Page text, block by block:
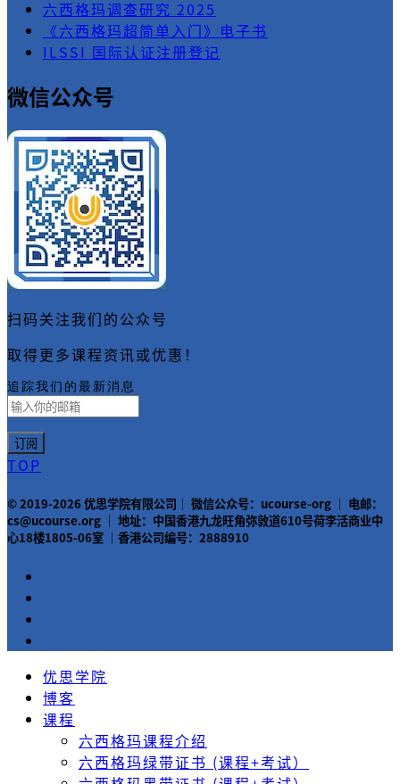
六西格玛调查研究 2025
《六西格玛超简单入门》电子书
ILSSI 国际认证注册登记
微信公众号
扫码关注我们的公众号
取得更多课程资讯或优惠！
追踪我们的最新消息
TOP
© 2019-2026 优思学院有限公司｜ 微信公众号：ucourse-org ｜ 电邮：
cs@ucourse.org ｜ 地址：中国香港九龙旺角弥敦道610号荷李活商业中
心18楼1805-06室 ｜香港公司编号：2888910
优思学院
博客
课程
六西格玛课程介绍
六西格玛绿带证书 (课程+考试）